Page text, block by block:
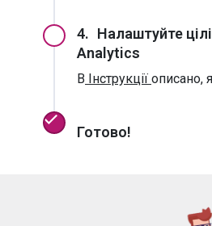
4. Налаштуйте
Analytics
В Інструкції описано,
Готово!